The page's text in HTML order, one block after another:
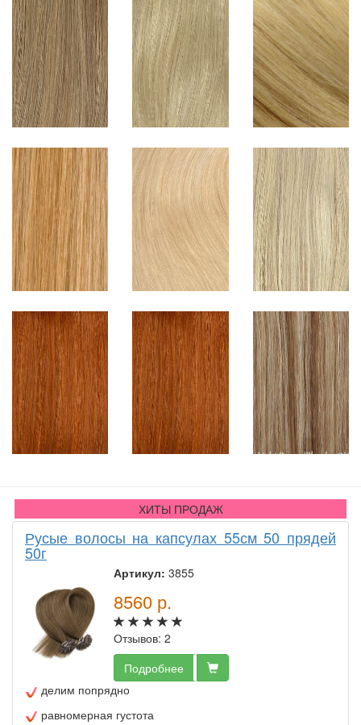
ХИТЫ ПРОДАЖ
Русые волосы на капсулах 55см 50 прядей
50г
Артикул: 3855
8560 р.
Отзывов: 2
Подробнее
делим попрядно
равномерная густота